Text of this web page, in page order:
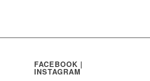
FACEBOOK |
INSTAGRAM